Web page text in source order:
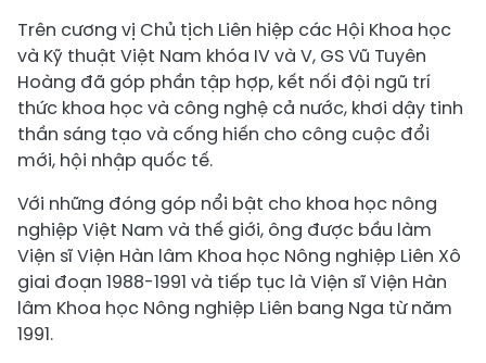
Trên cương vị Chủ tịch Liên hiệp các Hội Khoa học
và Kỹ thuật Việt Nam khóa IV và V, GS Vũ Tuyên
Hoàng đã góp phần tập hợp, kết nối đội ngũ trí
thức khoa học và công nghệ cả nước, khơi dậy tinh
thần sáng tạo và cống hiến cho công cuộc đổi
mới, hội nhập quốc tế.
Với những đóng góp nổi bật cho khoa học nông
nghiệp Việt Nam và thế giới, ông được bầu làm
Viện sĩ Viện Hàn lâm Khoa học Nông nghiệp Liên Xô
giai đoạn 1988-1991 và tiếp tục là Viện sĩ Viện Hàn
lâm Khoa học Nông nghiệp Liên bang Nga từ năm
1991.